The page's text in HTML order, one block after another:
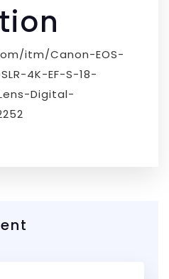
itm/Canon-EOS-
4K-EF-S-18-
Digital-